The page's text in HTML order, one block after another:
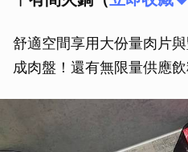
舒適空間享用大份量肉片
成肉盤！還有無限量供應飲